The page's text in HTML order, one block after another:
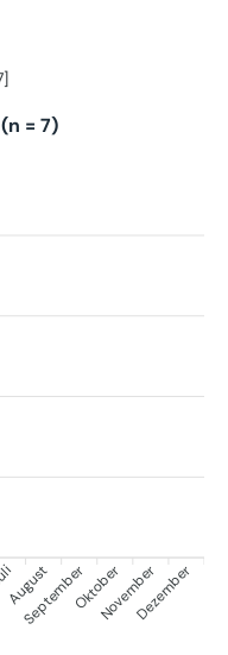
= 7)
August
SeptemberOktoberNovemberDezember